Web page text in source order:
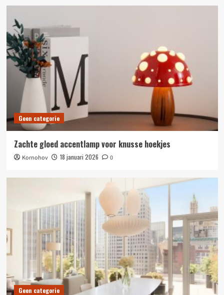
Geen categorie
Zachte gloed accentlamp voor knusse hoekjes
Kornohov 18 januari 2026 0
Geen categorie